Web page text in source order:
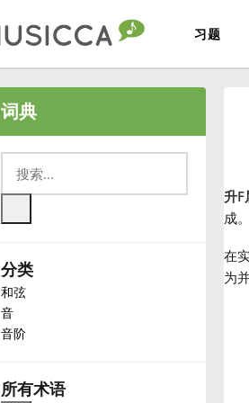
习题
Български
Deutsch
Español
词典
分类
和弦
音
音阶
所有术语
升F
成
在
为